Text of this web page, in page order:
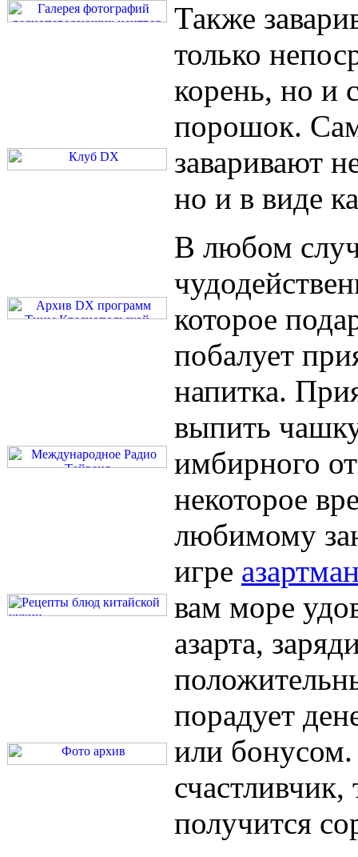
Также
только
корень, но и
порошок.
заваривают
но и в виде
В любом
которое
побалует
напитка.
выпить
имбирного
некоторое
любимому
игре
вам море
азарта,
порадует
или
счастливчик,
получится